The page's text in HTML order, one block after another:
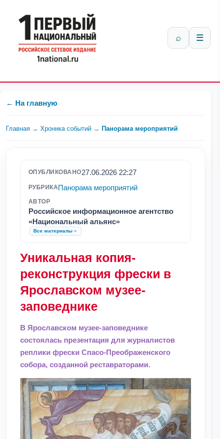
⌕ ☰
← На главную
Главная → Хроника событий → Панорама мероприятий
ОПУБЛИКОВАНО27.06.2026 22:27
РУБРИКАПанорама мероприятий
АВТОР
Российское информационное агентство
«Национальный альянс»
Все материалы
Уникальная копия-
реконструкция фрески в
Ярославском музее-
заповеднике
В Ярославском музее-заповеднике
состоялась презентация для журналистов
реплики фрески Спасо-Преображенского
собора, созданной реставраторами.